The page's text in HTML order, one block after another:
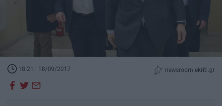
18:21 | 18/09/2017 newsroom ekriti.gr